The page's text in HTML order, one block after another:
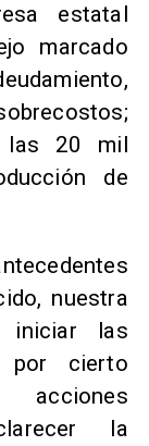
estatal
marcado
las 20 mil
de
nuestra
iniciar las
por cierto
la